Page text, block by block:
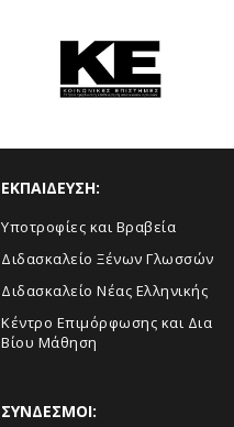
ΕΚΠΑΙΔΕΥΣΗ:
Υποτροφίες και Βραβεία
Διδασκαλείο Ξένων Γλωσσών
Διδασκαλείο Νέας Ελληνικής
Κέντρο Επιμόρφωσης και Δια
Βίου Μάθηση
ΣΥΝΔΕΣΜΟΙ: